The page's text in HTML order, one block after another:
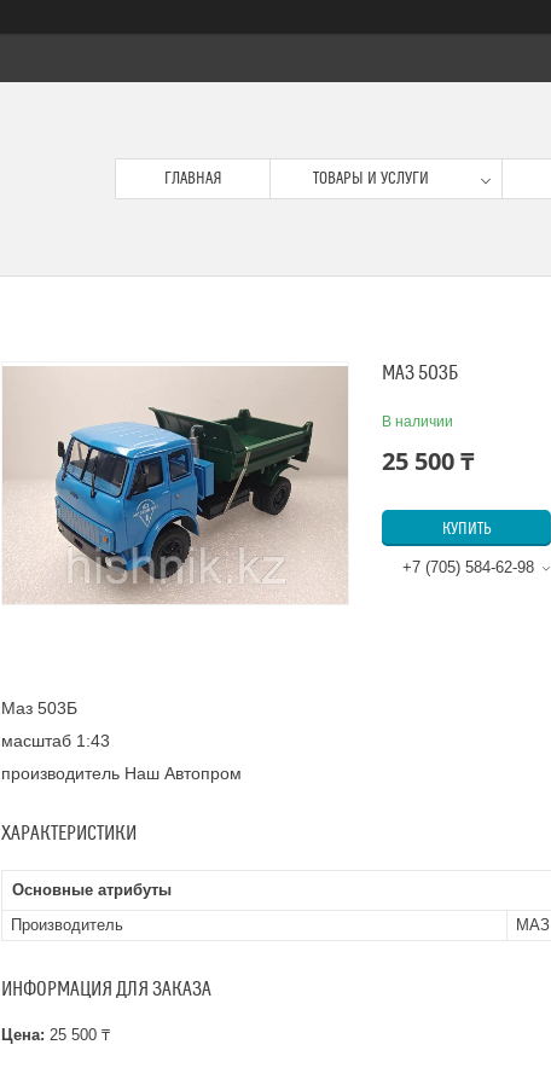
ГЛАВНАЯ ТОВАРЫ И УСЛУГИ
МАЗ 503Б
В наличии
25 500 ₸
КУПИТЬ
+7 (705) 584-62-98
Маз 503Б
масштаб 1:43
производитель Наш Автопром
ХАРАКТЕРИСТИКИ
Основные атрибуты
Производитель
МАЗ
ИНФОРМАЦИЯ ДЛЯ ЗАКАЗА
Цена: 25 500 ₸